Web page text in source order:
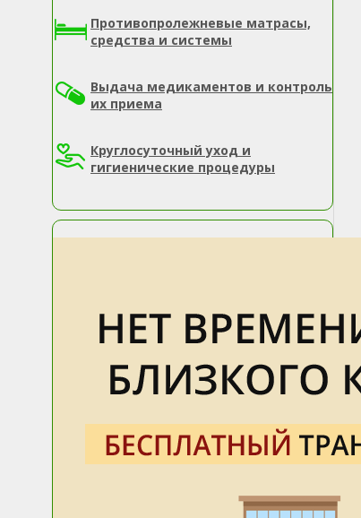
Противопролежневые матрасы,
средства и системы
Выдача медикаментов и контроль
их приема
Круглосуточный уход и
гигиенические процедуры